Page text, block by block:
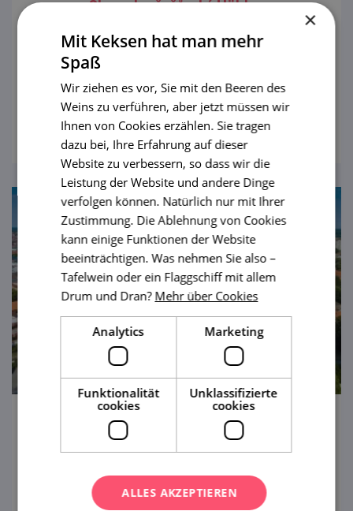
Sloupsko-šošůvské Höhlen
Wo kann man eine attraktive Karst-
Hitparade an einem Ort erleben? Gerade
hier! Das längste Höhlensystem unseres
Landes bietet eine Auswahl von 3
Besichtigungsstraßen. Welche wirst du
wählen?
ansehen
Die Stadt Hodonín
mährischen Slowakei mit einem
gemütlichen Zoo, angenehmer Atmosphäre
×
Mit Keksen hat man mehr
Spaß
Wir ziehen es vor, Sie mit den Beeren des
Weins zu verführen, aber jetzt müssen wir
Ihnen von Cookies erzählen. Sie tragen
dazu bei, Ihre Erfahrung auf dieser
Website zu verbessern, so dass wir die
Leistung der Website und andere Dinge
verfolgen können. Natürlich nur mit Ihrer
Zustimmung. Die Ablehnung von Cookies
kann einige Funktionen der Website
beeinträchtigen. Was nehmen Sie also –
Tafelwein oder ein Flaggschiff mit allem
Drum und Dran? Mehr über Cookies
Analytics Marketing
Funktionalität
cookies
Unklassifizierte
cookies
ALLES AKZEPTIEREN